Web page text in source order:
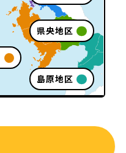
県央地区
島原地区